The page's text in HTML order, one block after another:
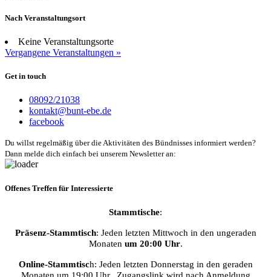
Nach Veranstaltungsort
Keine Veranstaltungsorte
Vergangene Veranstaltungen »
Get in touch
08092/21038
kontakt@bunt-ebe.de
facebook
Du willst regelmäßig über die Aktivitäten des Bündnisses informiert werden?
Dann melde dich einfach bei unserem Newsletter an:
Offenes Treffen für Interessierte
Stammtische:
Präsenz-Stammtisch: Jeden letzten Mittwoch in den ungeraden
Monaten um 20:00 Uhr.
Online-Stammtisch: Jeden letzten Donnerstag in den geraden
Monaten um 19:00 Uhr. Zugangslink wird nach Anmeldung